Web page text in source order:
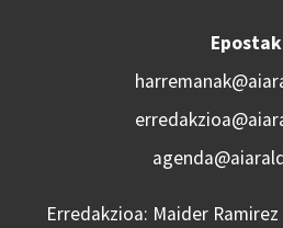
Epostak
Erredakzioa: Maider